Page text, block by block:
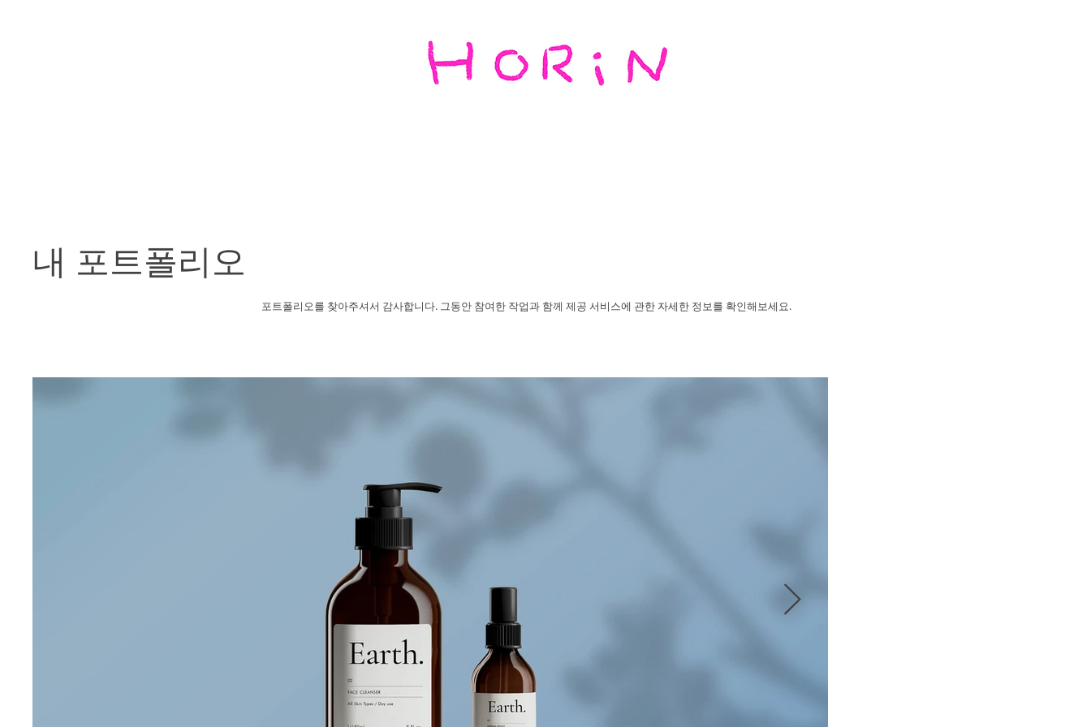
내 포트폴리오
포트폴리오를 찾아주셔서 감사합니다. 그동안 참여한 작업과 함께 제공 서비스에 관한 자세한 정보를 확인해보세요.